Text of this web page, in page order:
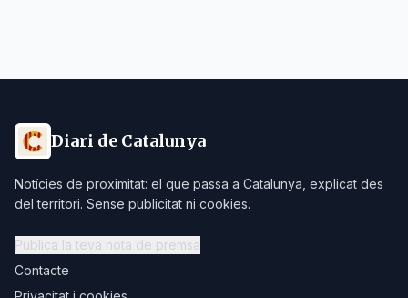
Diari de Catalunya
Notícies de proximitat: el que passa a Catalunya, explicat des
del territori. Sense publicitat ni cookies.
Publica la teva nota de premsa
Contacte